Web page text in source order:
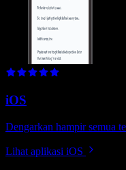
iOS
Dengarkan hampir semua
Lihat aplikasi iOS